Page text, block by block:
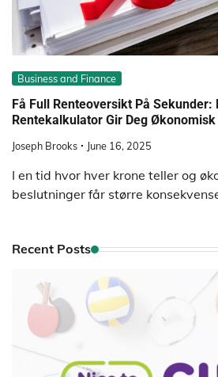
Business and Finance
Få Full Renteoversikt På Sekunder:
Rentekalkulator Gir Deg
Joseph Brooks June 16, 2025
I en tid hvor hver krone teller og
beslutninger får større
Recent Posts